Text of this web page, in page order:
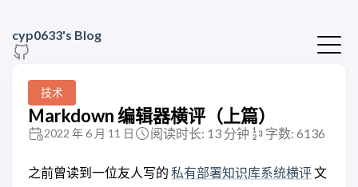
cyp0633's Blog
技术
Markdown 编辑器横评（上篇）
2022 年 6 月 11 日 阅读时长: 13 分钟 字数: 6136
之前曾读到一位友人写的 私有部署知识库系统横评文